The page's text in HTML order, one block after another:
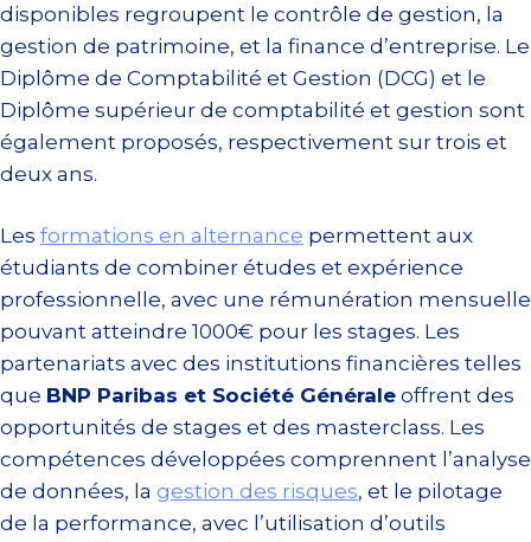
disponibles regroupent le contrôle de gestion, la
gestion de patrimoine, et la finance d’entreprise. Le
Diplôme de Comptabilité et Gestion (DCG) et le
Diplôme supérieur de comptabilité et gestion sont
également proposés, respectivement sur trois et
deux ans.
Les formations en alternance permettent aux
étudiants de combiner études et expérience
professionnelle, avec une rémunération mensuelle
pouvant atteindre 1000€ pour les stages. Les
partenariats avec des institutions financières telles
que BNP Paribas et Société Générale offrent des
opportunités de stages et des masterclass. Les
compétences développées comprennent l’analyse
de données, la gestion des risques, et le pilotage
de la performance, avec l’utilisation d’outils